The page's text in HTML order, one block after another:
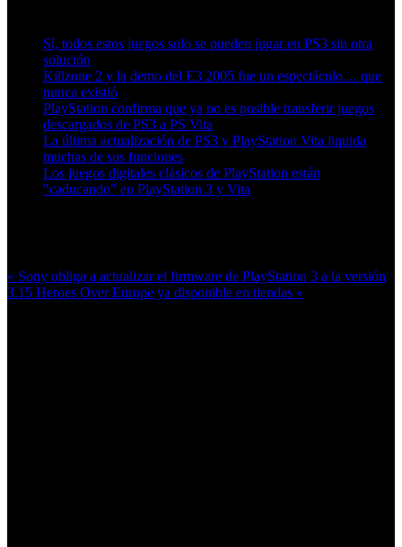
Sí, todos estos juegos solo se pueden jugar en PS3 sin otra
solución
Killzone 2 y la demo del E3 2005 fue un espectáculo… que
nunca existió
PlayStation confirma que ya no es posible transferir juegos
descargados de PS3 a PS Vita
La última actualización de PS3 y PlayStation Vita liquida
muchas de sus funciones
Los juegos digitales clásicos de PlayStation están
"caducando" en PlayStation 3 y Vita
« Sony obliga a actualizar el firmware de PlayStation 3 a la versión
3.15 Heroes Over Europe ya disponible en tiendas »